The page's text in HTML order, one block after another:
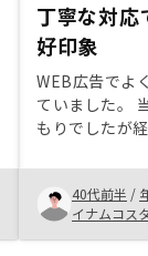
丁寧な対応
好印象
WEB広告でよ
ていました。
もりでしたが
判断し本格的
契約に至るま
もらいました
くださり、種
40代前半 /
イナムコス